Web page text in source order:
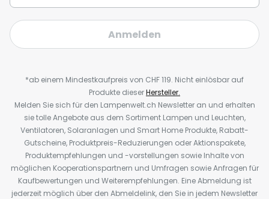
Anmelden
*ab einem Mindestkaufpreis von CHF 119. Nicht einlösbar auf
Produkte dieserHersteller.
Melden Sie sich für den Lampenwelt.ch Newsletter an und erhalten
sie tolle Angebote aus dem Sortiment Lampen und Leuchten,
Ventilatoren, Solaranlagen und Smart Home Produkte, Rabatt-
Gutscheine, Produktpreis-Reduzierungen oder Aktionspakete,
Produktempfehlungen und -vorstellungen sowie Inhalte von
möglichen Kooperationspartnern und Umfragen sowie Anfragen für
Kaufbewertungen und Weiterempfehlungen. Eine Abmeldung ist
jederzeit möglich über den Abmeldelink, den Sie in jedem Newsletter